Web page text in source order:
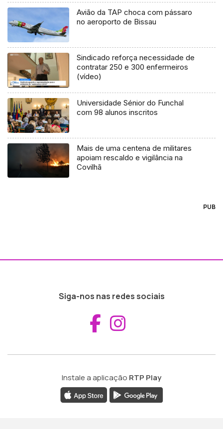
Avião da TAP choca com pássaro
no aeroporto de Bissau
Sindicado reforça necessidade de
contratar 250 e 300 enfermeiros
(vídeo)
Universidade Sénior do Funchal
com 98 alunos inscritos
Mais de uma centena de militares
apoiam rescaldo e vigilância na
Covilhã
PUB
Siga-nos nas redes sociais
Aceder ao
Instale a aplicação RTP Play